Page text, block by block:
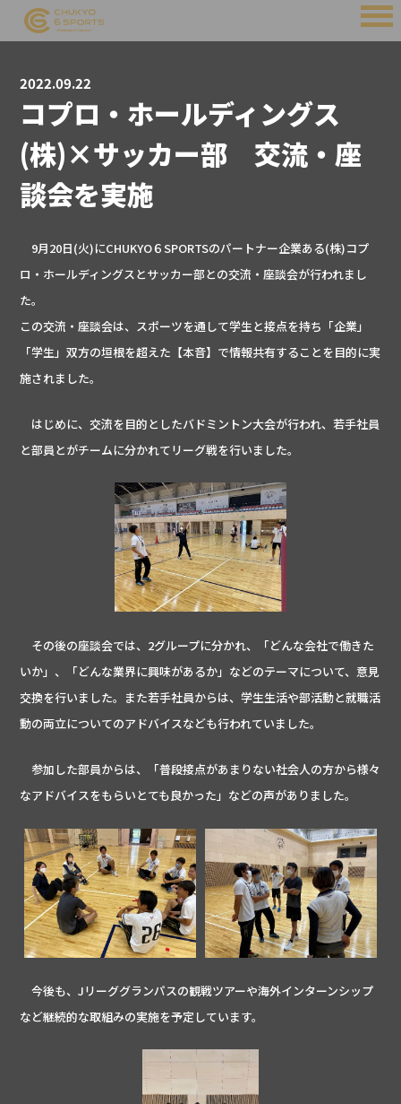
2022.09.22
コプロ・ホールディングス
(株)×サッカー部 交流・座
談会を実施
9月20日(火)にCHUKYO６SPORTSのパートナー企業ある(株)コプ
ロ・ホールディングスとサッカー部との交流・座談会が行われまし
た。
この交流・座談会は、スポーツを通して学生と接点を持ち「企業」
「学生」双方の垣根を超えた【本音】で情報共有することを目的に実
施されました。
はじめに、交流を目的としたバドミントン大会が行われ、若手社員
と部員とがチームに分かれてリーグ戦を行いました。
その後の座談会では、2グループに分かれ、「どんな会社で働きた
いか」、「どんな業界に興味があるか」などのテーマについて、意見
交換を行いました。また若手社員からは、学生生活や部活動と就職活
動の両立についてのアドバイスなども行われていました。
参加した部員からは、「普段接点があまりない社会人の方から様々
なアドバイスをもらいとても良かった」などの声がありました。
今後も、Jリーググランパスの観戦ツアーや海外インターンシップ
など継続的な取組みの実施を予定しています。